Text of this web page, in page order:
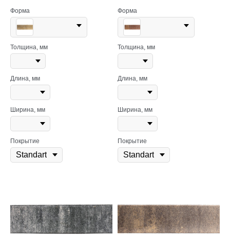
Форма
Толщина, мм
Длина, мм
Ширина, мм
Покрытие
Форма
Толщина, мм
Длина, мм
Ширина, мм
Покрытие